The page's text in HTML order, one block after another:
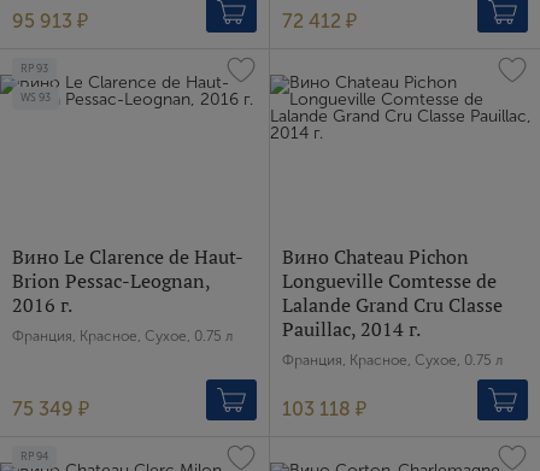
95 913 ₽ 72 412 ₽
RP 93
WS 93
Вино Le Clarence de Haut-
Brion Pessac-Leognan,
2016 г.
Франция, Красное, Сухое, 0.75 л
75 349 ₽
Вино Chateau Pichon
Longueville Comtesse de
Lalande Grand Cru Classe
Pauillac, 2014 г.
Франция, Красное, Сухое, 0.75 л
103 118 ₽
RP 94
Зарегистрироваться
Я согласен с условиями
пользовательского
соглашения
Я хочу получать инфромацию об акциях и купоны со